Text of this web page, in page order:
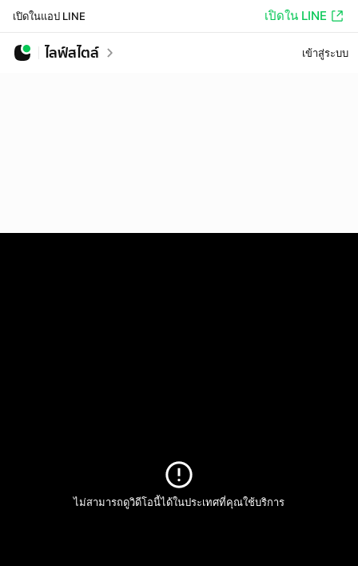
เปิดในแอป LINE เปิดใน LINE
ไลฟ์สไตล์ เข้าสู่ระบบ
ไม่สามารถดูวิดีโอนี้ได้ในประเทศที่คุณใช้บริการ